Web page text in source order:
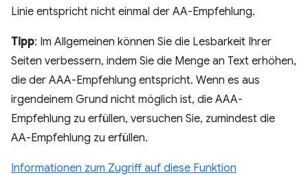
Linie entspricht nicht einmal der AA-Empfehlung.
Tipp: Im Allgemeinen können Sie die Lesbarkeit Ihrer
Seiten verbessern, indem Sie die Menge an Text erhöhen,
die der AAA-Empfehlung entspricht. Wenn es aus
irgendeinem Grund nicht möglich ist, die AAA-
Empfehlung zu erfüllen, versuchen Sie, zumindest die
AA-Empfehlung zu erfüllen.
Informationen zum Zugriff auf diese Funktion